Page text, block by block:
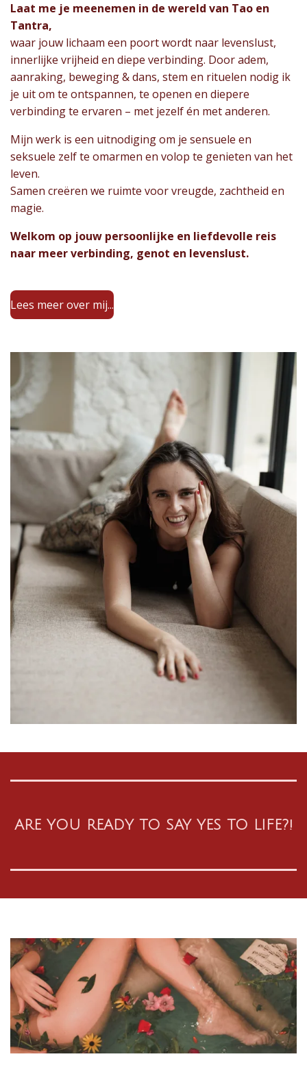
Laat me je meenemen in de wereld van Tao en
Tantra,
waar jouw lichaam een poort wordt naar levenslust,
innerlijke vrijheid en diepe verbinding. Door adem,
aanraking, beweging & dans, stem en rituelen nodig ik
je uit om te ontspannen, te openen en diepere
verbinding te ervaren – met jezelf én met anderen.
Mijn werk is een uitnodiging om je sensuele en
seksuele zelf te omarmen en volop te genieten van het
leven.
Samen creëren we ruimte voor vreugde, zachtheid en
magie.
Welkom op jouw persoonlijke en liefdevolle reis
naar meer verbinding, genot en levenslust.
Lees meer over mij...
ARE YOU READY TO SAY YES TO LIFE?!